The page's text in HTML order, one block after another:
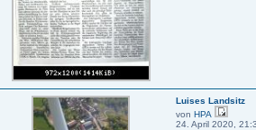
Luises Landsitz
von HPA
24. April 2020,